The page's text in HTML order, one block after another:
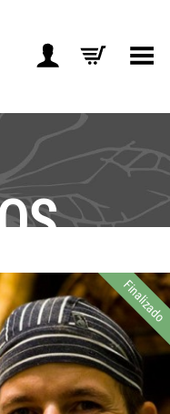
Toggle Menu
Finalizado